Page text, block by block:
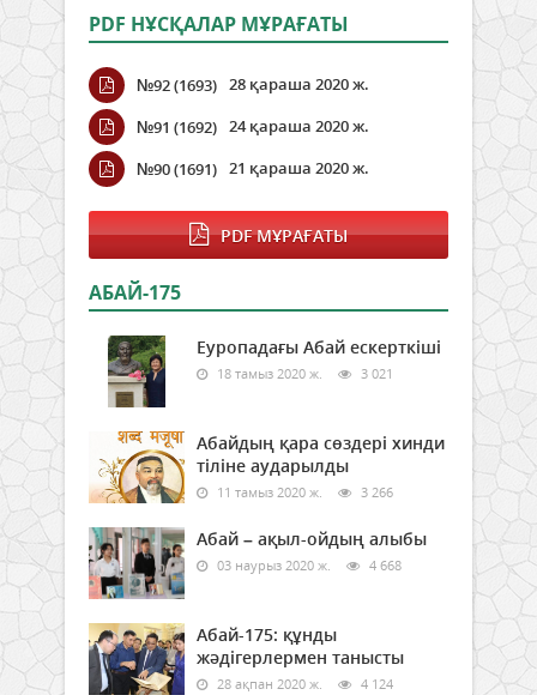
PDF НҰСҚАЛАР МҰРАҒАТЫ
№92 (1693)
28 қараша 2020 ж.
№91 (1692)
24 қараша 2020 ж.
№90 (1691)
21 қараша 2020 ж.
PDF МҰРАҒАТЫ
АБАЙ-175
Еуропадағы Абай ескерткіші
18 тамыз 2020 ж. 3 021
Абайдың қара сөздері хинди
тіліне аударылды
11 тамыз 2020 ж. 3 266
Абай – ақыл-ойдың алыбы
03 наурыз 2020 ж. 4 668
Абай-175: құнды
жәдігерлермен танысты
28 ақпан 2020 ж. 4 124